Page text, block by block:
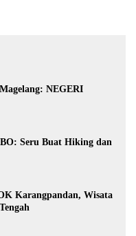
NEGERI
Seru Buat Hiking dan
Karangpandan, Wisata